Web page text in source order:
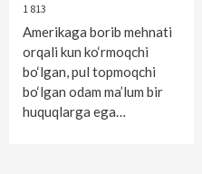
1 813
Amerikaga borib mehnati
orqali kun ko‘rmoqchi
bo‘lgan, pul topmoqchi
bo‘lgan odam ma’lum bir
huquqlarga ega…